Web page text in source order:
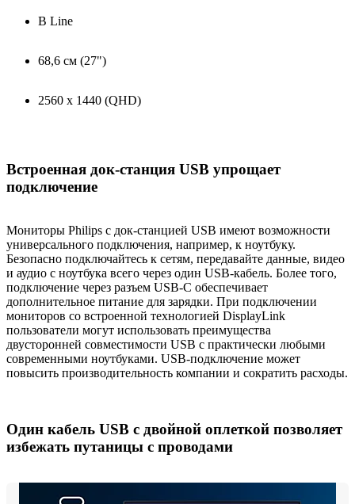
B Line
68,6 см (27")
2560 x 1440 (QHD)
Встроенная док-станция USB упрощает
подключение
Мониторы Philips с док-станцией USB имеют возможности
универсального подключения, например, к ноутбуку.
Безопасно подключайтесь к сетям, передавайте данные, видео
и аудио с ноутбука всего через один USB-кабель. Более того,
подключение через разъем USB-C обеспечивает
дополнительное питание для зарядки. При подключении
мониторов со встроенной технологией DisplayLink
пользователи могут использовать преимущества
двусторонней совместимости USB с практически любыми
современными ноутбуками. USB-подключение может
повысить производительность компании и сократить расходы.
Один кабель USB с двойной оплеткой позволяет
избежать путаницы с проводами